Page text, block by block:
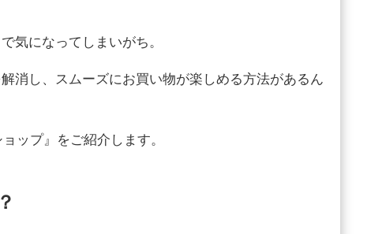
気になってしまいがち。
消し、スムーズにお買い物が楽しめる方法があるん
ップ』をご紹介します。